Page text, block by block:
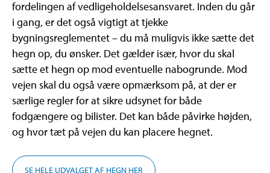
fordelingen af vedligeholdelsesansvaret. Inden du går
i gang, er det også vigtigt at tjekke
bygningsreglementet – du må muligvis ikke sætte det
hegn op, du ønsker. Det gælder især, hvor du skal
sætte et hegn op mod eventuelle nabogrunde. Mod
vejen skal du også være opmærksom på, at der er
særlige regler for at sikre udsynet for både
fodgængere og bilister. Det kan både påvirke højden,
og hvor tæt på vejen du kan placere hegnet.
SE HELE UDVALGET AF HEGN HER